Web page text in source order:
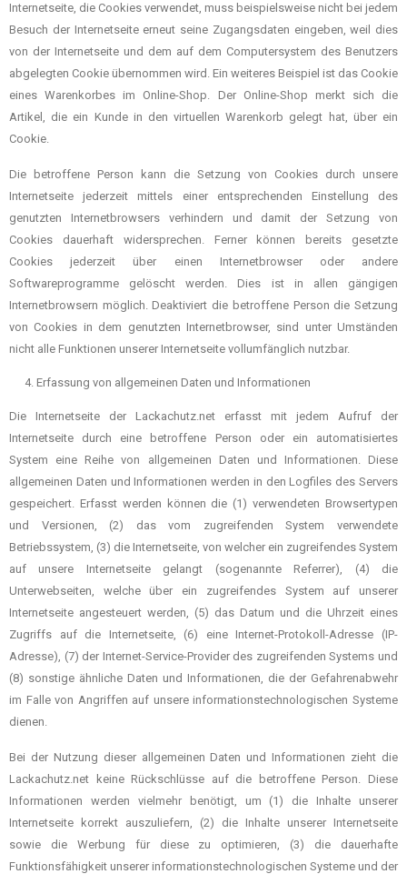
Internetseite, die Cookies verwendet, muss beispielsweise nicht bei jedem
Besuch der Internetseite erneut seine Zugangsdaten eingeben, weil dies
von der Internetseite und dem auf dem Computersystem des Benutzers
abgelegten Cookie übernommen wird. Ein weiteres Beispiel ist das Cookie
eines Warenkorbes im Online-Shop. Der Online-Shop merkt sich die
Artikel, die ein Kunde in den virtuellen Warenkorb gelegt hat, über ein
Cookie.
Die betroffene Person kann die Setzung von Cookies durch unsere
Internetseite jederzeit mittels einer entsprechenden Einstellung des
genutzten Internetbrowsers verhindern und damit der Setzung von
Cookies dauerhaft widersprechen. Ferner können bereits gesetzte
Cookies jederzeit über einen Internetbrowser oder andere
Softwareprogramme gelöscht werden. Dies ist in allen gängigen
Internetbrowsern möglich. Deaktiviert die betroffene Person die Setzung
von Cookies in dem genutzten Internetbrowser, sind unter Umständen
nicht alle Funktionen unserer Internetseite vollumfänglich nutzbar.
Erfassung von allgemeinen Daten und Informationen
Die Internetseite der Lackachutz.net erfasst mit jedem Aufruf der
Internetseite durch eine betroffene Person oder ein automatisiertes
System eine Reihe von allgemeinen Daten und Informationen. Diese
allgemeinen Daten und Informationen werden in den Logfiles des Servers
gespeichert. Erfasst werden können die (1) verwendeten Browsertypen
und Versionen, (2) das vom zugreifenden System verwendete
Betriebssystem, (3) die Internetseite, von welcher ein zugreifendes System
auf unsere Internetseite gelangt (sogenannte Referrer), (4) die
Unterwebseiten, welche über ein zugreifendes System auf unserer
Internetseite angesteuert werden, (5) das Datum und die Uhrzeit eines
Zugriffs auf die Internetseite, (6) eine Internet-Protokoll-Adresse (IP-
Adresse), (7) der Internet-Service-Provider des zugreifenden Systems und
(8) sonstige ähnliche Daten und Informationen, die der Gefahrenabwehr
im Falle von Angriffen auf unsere informationstechnologischen Systeme
dienen.
Bei der Nutzung dieser allgemeinen Daten und Informationen zieht die
Lackachutz.net keine Rückschlüsse auf die betroffene Person. Diese
Informationen werden vielmehr benötigt, um (1) die Inhalte unserer
Internetseite korrekt auszuliefern, (2) die Inhalte unserer Internetseite
sowie die Werbung für diese zu optimieren, (3) die dauerhafte
Funktionsfähigkeit unserer informationstechnologischen Systeme und der